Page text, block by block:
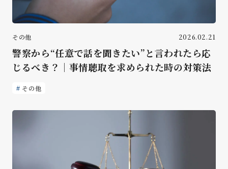
その他 2026.02.21
警察から“任意で話を聞きたい”と言われたら応
じるべき？｜事情聴取を求められた時の対策法
その他